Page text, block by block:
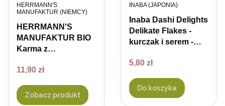
HERRMANN'S
MANUFAKTUR BIO
Karma z
dla psów i kotów
PRODUCENT
HERRMANN'S
MANUFAKTUR (NIEMCY)
Cena
11,90 zł
Zobacz produkt
Inaba Dashi Delights
Delikate Flakes -
kurczak i serem -
w delikatnej
40 g
PRODUCENT
INABA (JAPONIA)
Cena
5,80 zł
Do koszyka